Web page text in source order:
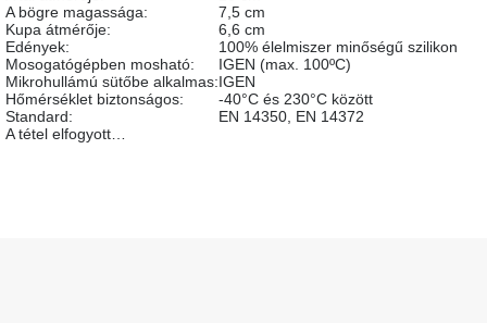
Woodman
kedvezményesen
Anyák
napja
A bögre magassága:
7,5 cm
Kupa átmérője:
6,6 cm
Edények:
100% élelmiszer minőségű szilikon
Mosogatógépben mosható:
IGEN (max. 100ºC)
Mikrohullámú sütőbe alkalmas:IGEN
Hőmérséklet biztonságos:
-40°C és 230°C között
Standard:
EN 14350, EN 14372
A tétel elfogyott…